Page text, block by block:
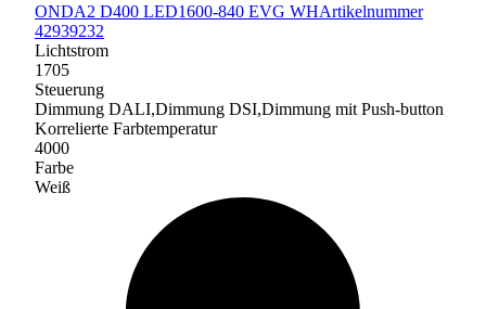
ONDA2 D400 LED1600-840 EVG WHArtikelnummer
42939232
Lichtstrom
1705
Steuerung
Dimmung DALI,Dimmung DSI,Dimmung mit Push-button
Korrelierte Farbtemperatur
4000
Farbe
Weiß